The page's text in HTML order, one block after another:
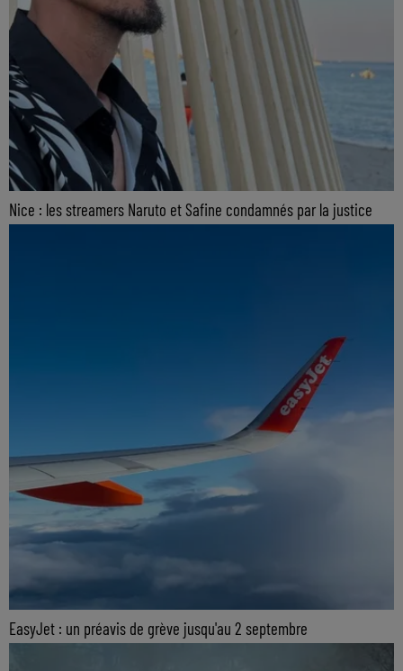
Nice : les streamers Naruto et Safine condamnés par la justice
EasyJet : un préavis de grève jusqu'au 2 septembre